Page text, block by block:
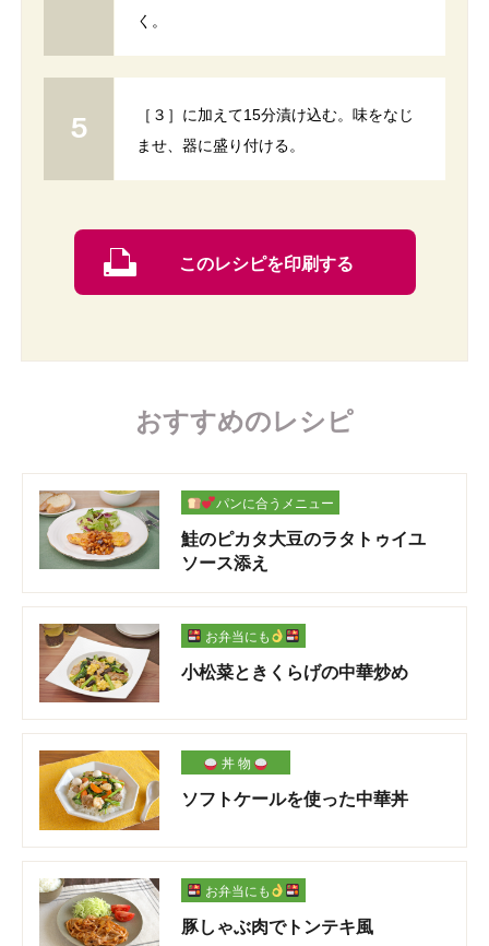
く。
［３］に加えて15分漬け込む。味をなじ
ませ、器に盛り付ける。
このレシピを印刷する
おすすめのレシピ
パンに合うメニュー
鮭のピカタ大豆のラタトゥイユ
ソース添え
お弁当にも
小松菜ときくらげの中華炒め
丼 物
ソフトケールを使った中華丼
お弁当にも
豚しゃぶ肉でトンテキ風